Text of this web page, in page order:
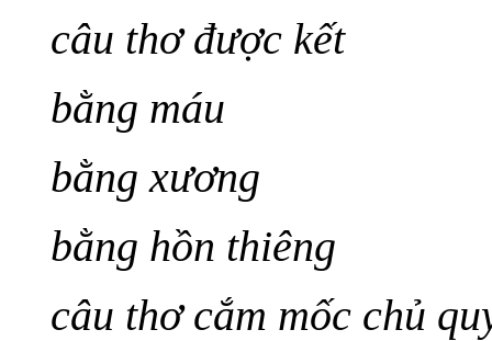
câu thơ được kết
bằng máu
bằng xương
bằng hồn thiêng
câu thơ cắm mốc chủ